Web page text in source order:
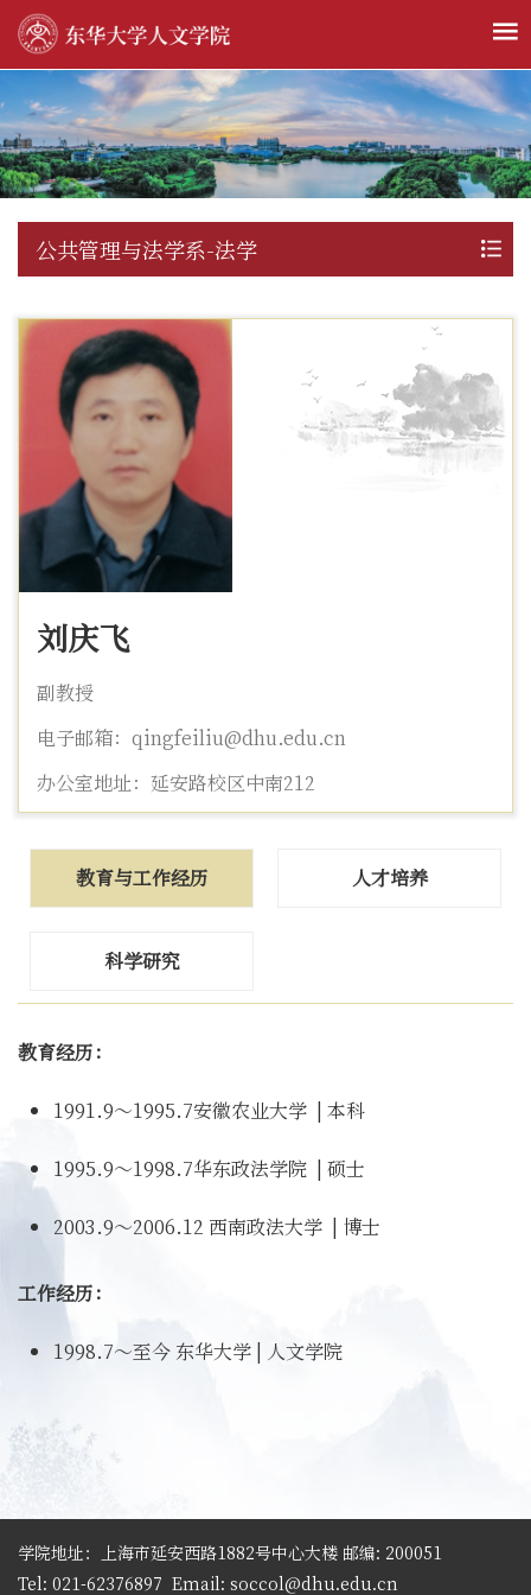
公共管理与法学系-法学
刘庆飞
副教授
电子邮箱：qingfeiliu@dhu.edu.cn
办公室地址：延安路校区中南212
教育与工作经历 人才培养
科学研究
教育经历：
1991.9～1995.7安徽农业大学 | 本科
1995.9～1998.7华东政法学院 | 硕士
2003.9～2006.12 西南政法大学 | 博士
工作经历：
1998.7～至今 东华大学 | 人文学院
学院地址：上海市延安西路1882号中心大楼 邮编: 200051
Tel: 021-62376897 Email: soccol@dhu.edu.cn